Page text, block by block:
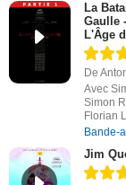
La
Gaulle
L'Âge
De
Avec
Simon
Florian
Bande-
Jim